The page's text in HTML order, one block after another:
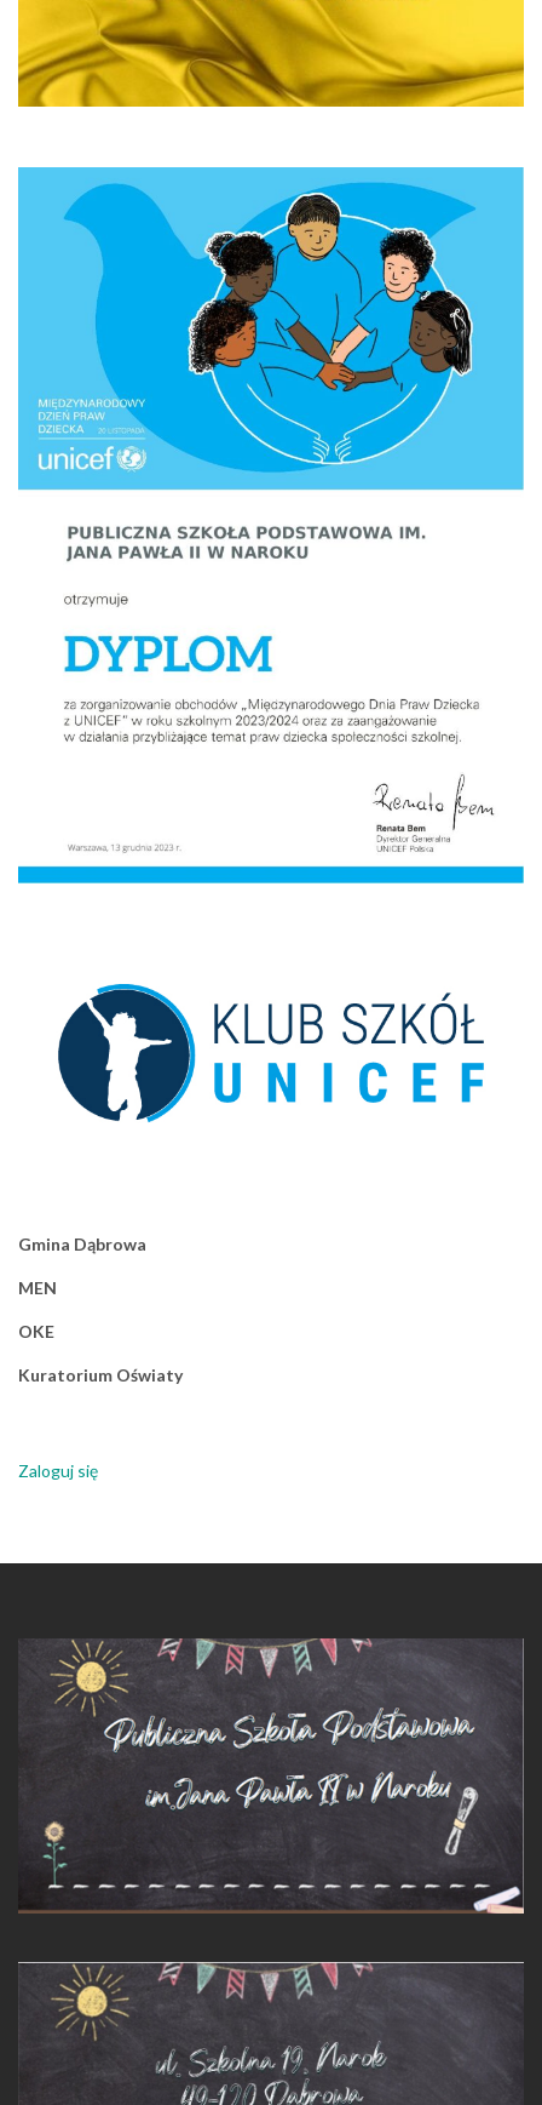
Gmina Dąbrowa
MEN
OKE
Kuratorium Oświaty
Zaloguj się